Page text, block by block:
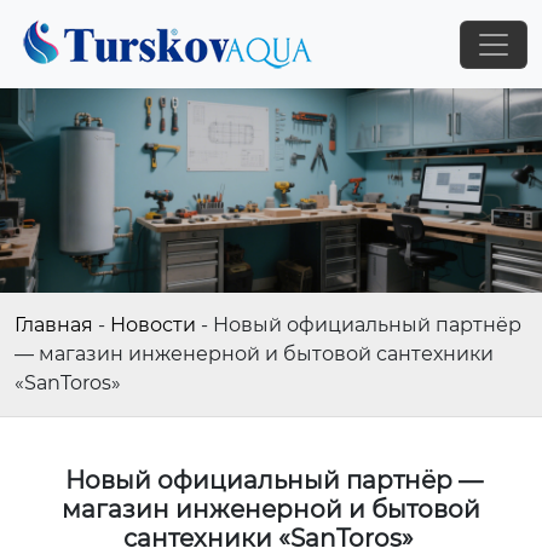
Главная - Новости - Новый официальный партнёр
— магазин инженерной и бытовой сантехники
«SanToros»
Новый официальный партнёр —
магазин инженерной и бытовой
сантехники «SanToros»